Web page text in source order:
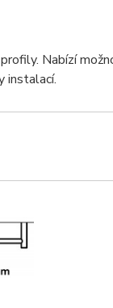
Nabízí
instalací.